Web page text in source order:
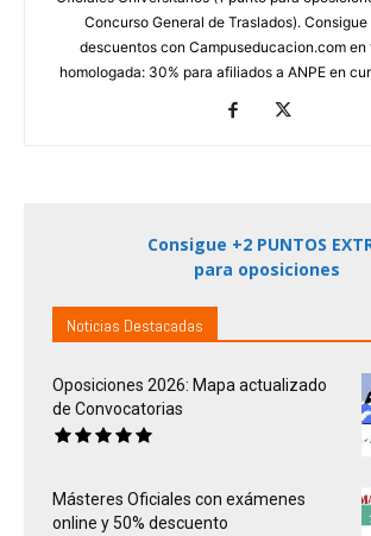
Concurso General de Traslados).
descuentos con Campuseducacion.com en
homologada: 30% para afiliados a ANPE en
Consigue +2 PUNTOS
para oposiciones
Noticias Destacadas
Oposiciones 2026: Mapa actualizado
de Convocatorias
Másteres Oficiales con exámenes
online y 50% descuento